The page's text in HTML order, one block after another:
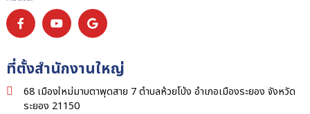
ที่ตั้งสำนักงานใหญ่
68 เมืองใหม่มาบตาพุดสาย 7 ตำบลห้วยโป่ง อำเภอเมืองระยอง จังหวัด
ระยอง 21150